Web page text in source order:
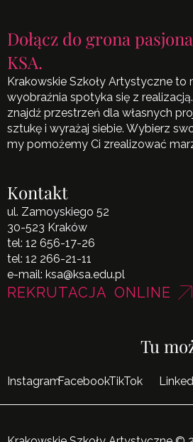
Dołącz do grona
KSA.
Krakowskie Szkoły Artystyczne to
wyobraźnia spotyka się z
znajdź przestrzeń dla własnych
sztukę i wyrażaj siebie. Wybierz
my pomożemy Ci zrealizować
Kontakt
ul. Zamoyskiego 52
30-523 Kraków
tel: 12 656-17-26
tel: 12 266-21-11
e-mail: ksa@ksa.edu.pl
REKRUTACJA ONLINE
Tu
InstagramFacebookTikTok